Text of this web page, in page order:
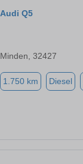
Audi Q5
Minden, 32427
1.750 km Diesel